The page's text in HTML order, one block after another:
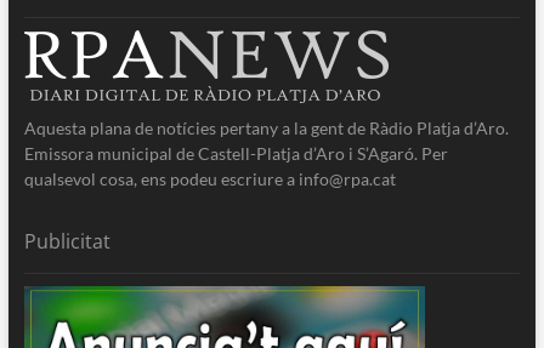
Aquesta plana de notícies pertany a la gent de Ràdio Platja d’Aro.
Emissora municipal de Castell-Platja d’Aro i S’Agaró. Per
qualsevol cosa, ens podeu escriure a info@rpa.cat
Publicitat